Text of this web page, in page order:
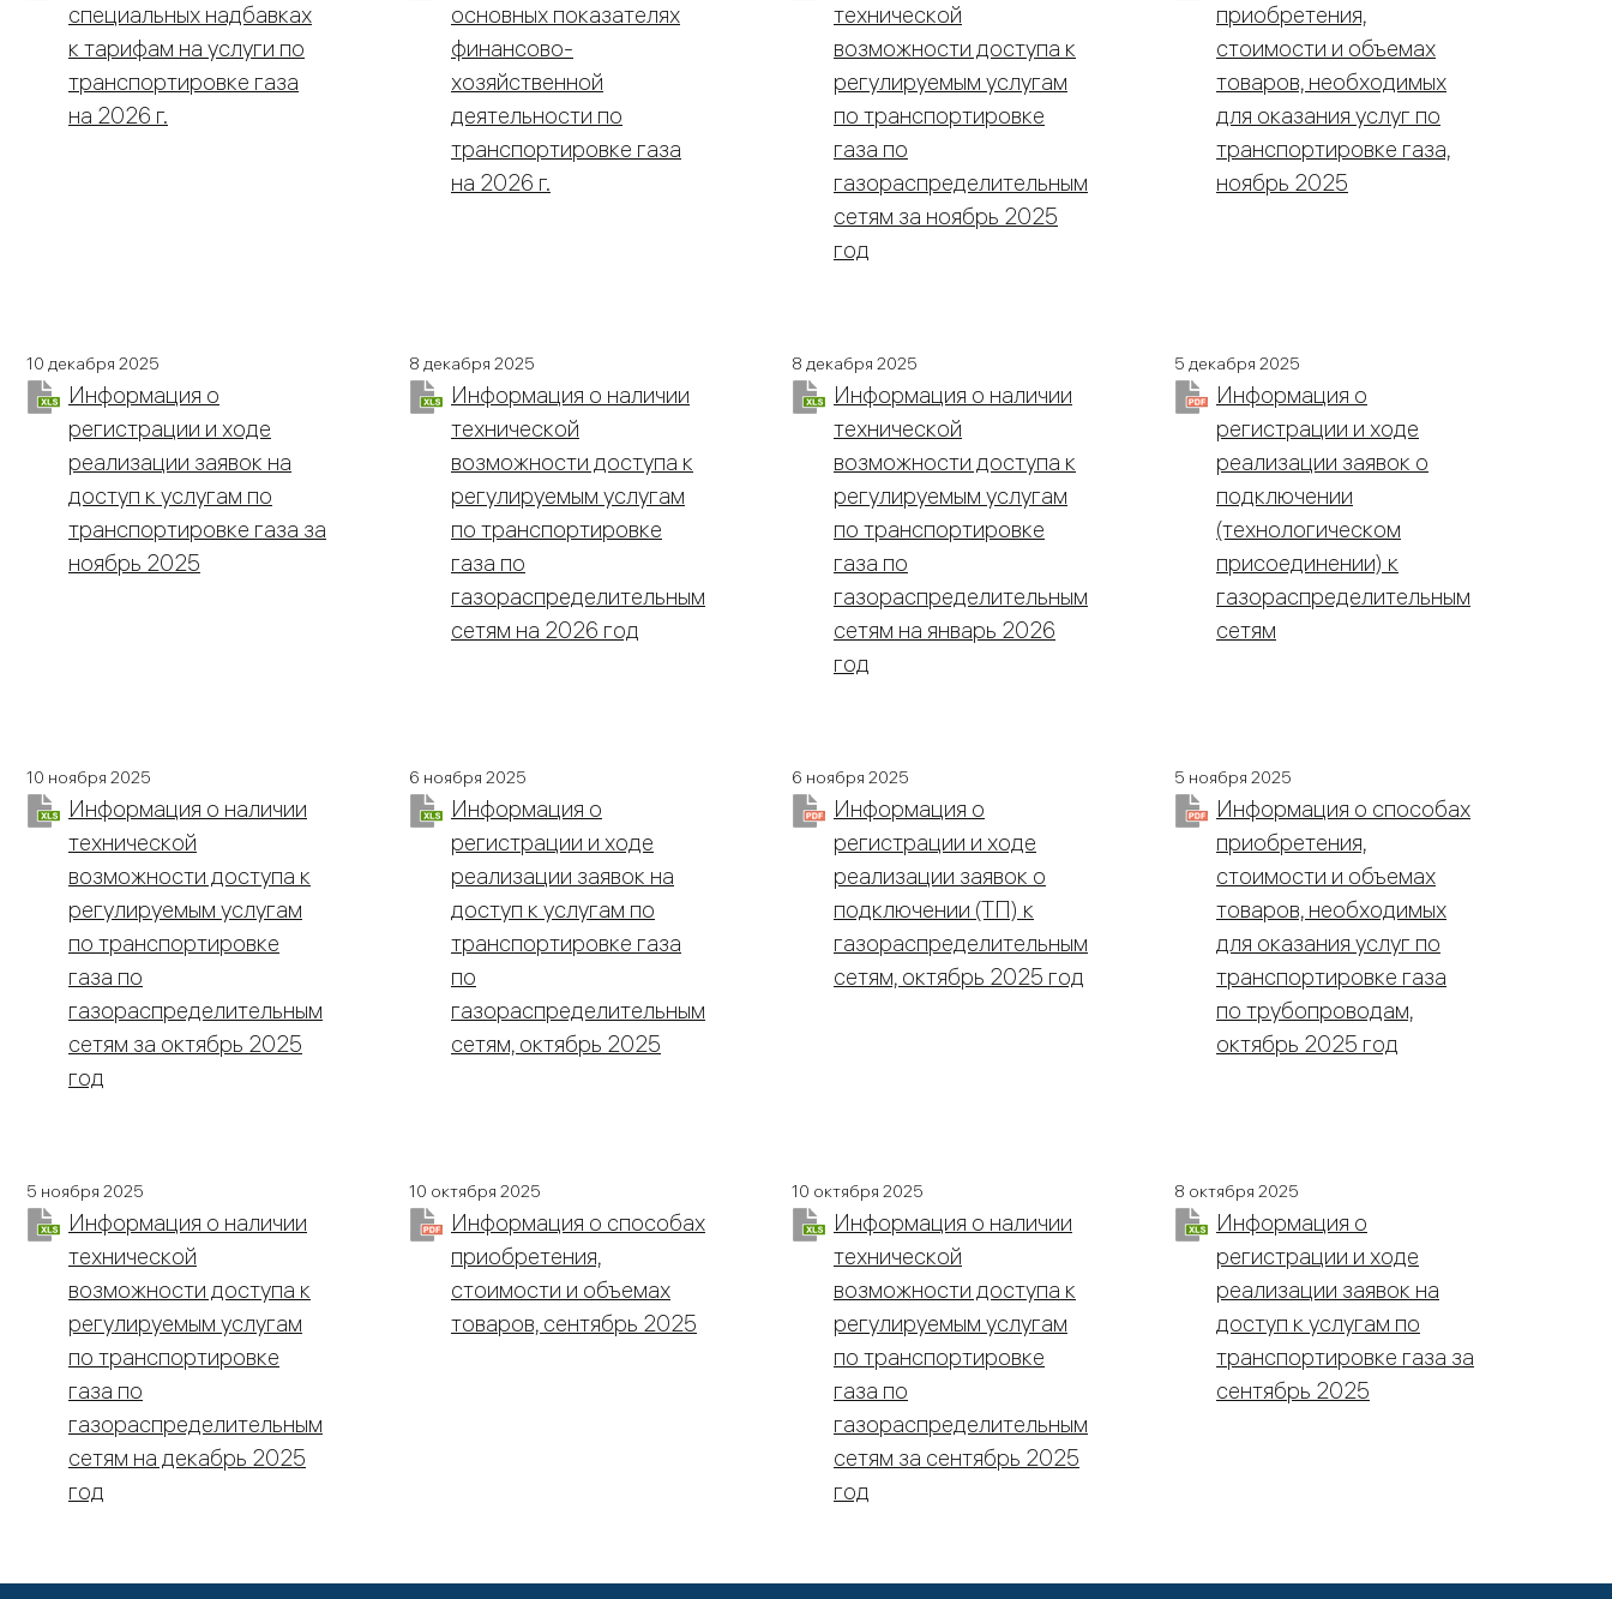
специальных надбавках
к тарифам на услуги по
транспортировке газа
на 2026 г.
основных показателях
финансово-
хозяйственной
деятельности по
транспортировке газа
на 2026 г.
технической
возможности доступа к
регулируемым услугам
по транспортировке
газа по
газораспределительным
сетям за ноябрь 2025
год
приобретения,
стоимости и объемах
товаров, необходимых
для оказания услуг по
транспортировке газа,
ноябрь 2025
10 декабря 2025
Информация о
регистрации и ходе
реализации заявок на
доступ к услугам по
транспортировке газа за
ноябрь 2025
8 декабря 2025
Информация о наличии
технической
возможности доступа к
регулируемым услугам
по транспортировке
газа по
газораспределительным
сетям на 2026 год
8 декабря 2025
Информация о наличии
технической
возможности доступа к
регулируемым услугам
по транспортировке
газа по
газораспределительным
сетям на январь 2026
год
5 декабря 2025
Информация о
регистрации и ходе
реализации заявок о
подключении
(технологическом
присоединении) к
газораспределительным
сетям
10 ноября 2025
Информация о наличии
технической
возможности доступа к
регулируемым услугам
по транспортировке
газа по
газораспределительным
сетям за октябрь 2025
год
6 ноября 2025
Информация о
регистрации и ходе
реализации заявок на
доступ к услугам по
транспортировке газа
по
газораспределительным
сетям, октябрь 2025
6 ноября 2025
Информация о
регистрации и ходе
реализации заявок о
подключении (ТП) к
газораспределительным
сетям, октябрь 2025 год
5 ноября 2025
Информация о способах
приобретения,
стоимости и объемах
товаров, необходимых
для оказания услуг по
транспортировке газа
по трубопроводам,
октябрь 2025 год
5 ноября 2025
Информация о наличии
технической
возможности доступа к
регулируемым услугам
по транспортировке
газа по
газораспределительным
сетям на декабрь 2025
год
10 октября 2025
Информация о способах
приобретения,
стоимости и объемах
товаров, сентябрь 2025
10 октября 2025
Информация о наличии
технической
возможности доступа к
регулируемым услугам
по транспортировке
газа по
газораспределительным
сетям за сентябрь 2025
год
8 октября 2025
Информация о
регистрации и ходе
реализации заявок на
доступ к услугам по
транспортировке газа за
сентябрь 2025